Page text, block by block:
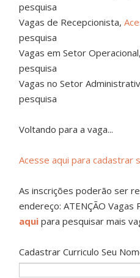
pesquisa
Vagas de Recepcionista,
pesquisa
Vagas em Setor
pesquisa
Vagas no Setor
pesquisa
Voltando para a vaga...
Acesse aqui para cadastrar
As inscrições poderão ser
endereço: ATENÇÃO Vagas
aqui para pesquisar mais
Cadastrar Curriculo Seu